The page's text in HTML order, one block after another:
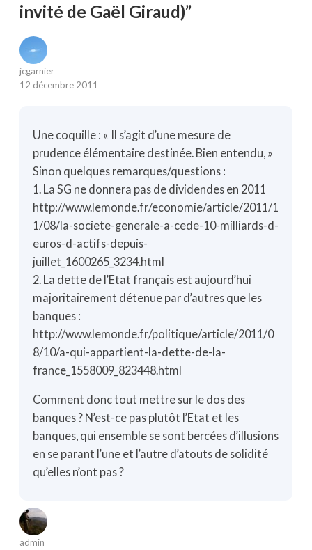
invité de Gaël Giraud)”
jcgarnier
12 décembre 2011
Une coquille : « Il s’agit d’une mesure de
prudence élémentaire destinée. Bien entendu, »
Sinon quelques remarques/questions :
1. La SG ne donnera pas de dividendes en 2011
http://www.lemonde.fr/economie/article/2011/1
1/08/la-societe-generale-a-cede-10-milliards-d-
euros-d-actifs-depuis-
juillet_1600265_3234.html
2. La dette de l’Etat français est aujourd’hui
majoritairement détenue par d’autres que les
banques :
http://www.lemonde.fr/politique/article/2011/0
8/10/a-qui-appartient-la-dette-de-la-
france_1558009_823448.html
Comment donc tout mettre sur le dos des
banques ? N’est-ce pas plutôt l’Etat et les
banques, qui ensemble se sont bercées d’illusions
en se parant l’une et l’autre d’atouts de solidité
qu’elles n’ont pas ?
admin